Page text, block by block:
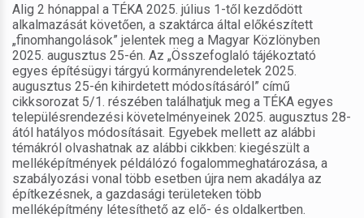
Alig 2 hónappal a TÉKA 2025. július 1-től kezdődött
alkalmazását követően, a szaktárca által előkészített
„finomhangolások” jelentek meg a Magyar Közlönyben
2025. augusztus 25-én. Az „Összefoglaló tájékoztató
egyes építésügyi tárgyú kormányrendeletek 2025.
augusztus 25-én kihirdetett módosításáról” című
cikksorozat 5/1. részében találhatjuk meg a TÉKA egyes
településrendezési követelményeinek 2025. augusztus 28-
ától hatályos módosításait. Egyebek mellett az alábbi
témákról olvashatnak az alábbi cikkben: kiegészült a
melléképítmények példálózó fogalommeghatározása, a
szabályozási vonal több esetben újra nem akadálya az
építkezésnek, a gazdasági területeken több
melléképítmény létesíthető az elő- és oldalkertben.